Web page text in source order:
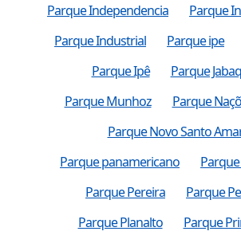
Parque Independencia
Parque
Parque Industrial
Parque ipe
Parque Ipê
Parque
Parque Munhoz
Parque
Parque Novo Santo
Parque panamericano
Parque Pereira
Parque
Parque Planalto
Parque